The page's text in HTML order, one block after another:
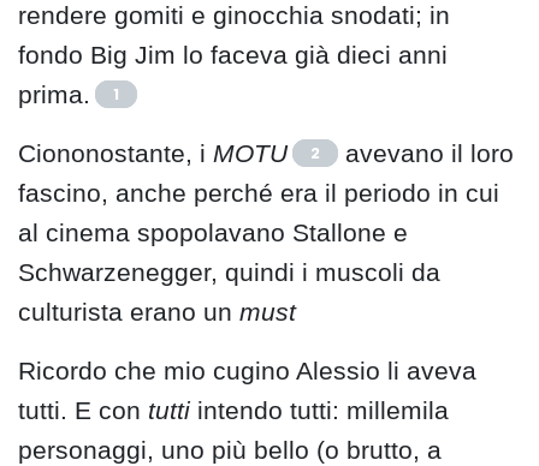
rendere gomiti e ginocchia snodati; in
fondo Big Jim lo faceva già dieci anni
prima.
1
Ciononostante, i MOTU 2
avevano il loro
fascino, anche perché era il periodo in cui
al cinema spopolavano Stallone e
Schwarzenegger, quindi i muscoli da
culturista erano un must
Ricordo che mio cugino Alessio li aveva
tutti. E con tutti intendo tutti: millemila
personaggi, uno più bello (o brutto, a